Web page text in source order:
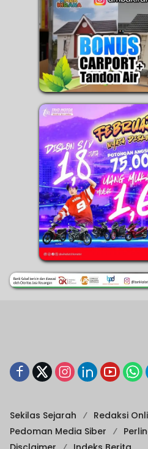
Sekilas Sejarah
Redaksi
Pedoman Media Siber